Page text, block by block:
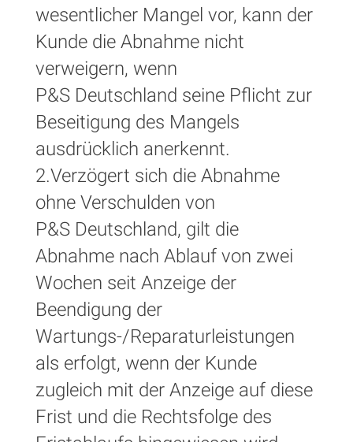
wesentlicher Mangel vor, kann der
Kunde die Abnahme nicht
verweigern, wenn
P&S Deutschland seine Pflicht zur
Beseitigung des Mangels
ausdrücklich anerkennt.
2.Verzögert sich die Abnahme
ohne Verschulden von
P&S Deutschland, gilt die
Abnahme nach Ablauf von zwei
Wochen seit Anzeige der
Beendigung der
Wartungs-/Reparaturleistungen
als erfolgt, wenn der Kunde
zugleich mit der Anzeige auf diese
Frist und die Rechtsfolge des